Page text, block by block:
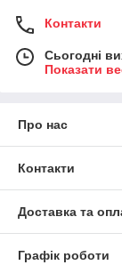
Контакти
Сьогодні
Показати
Про нас
Контакти
Доставка та
Графік роботи